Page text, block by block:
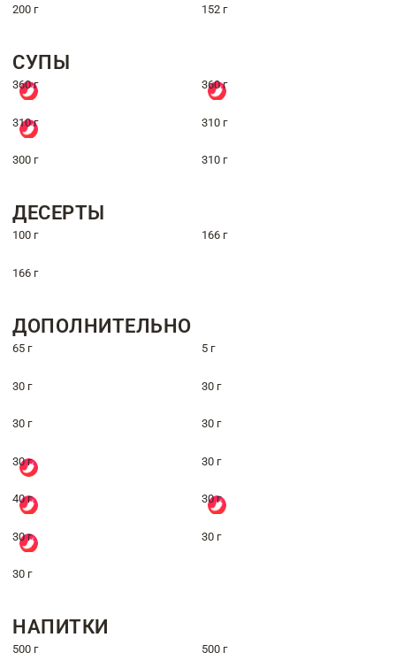
200 г 152 г
СУПЫ
360 г 360 г
310 г 310 г
300 г 310 г
ДЕСЕРТЫ
100 г 166 г
166 г
ДОПОЛНИТЕЛЬНО
65 г 5 г
30 г 30 г
30 г 30 г
30 г 30 г
40 г 30 г
30 г 30 г
30 г
НАПИТКИ
500 г 500 г